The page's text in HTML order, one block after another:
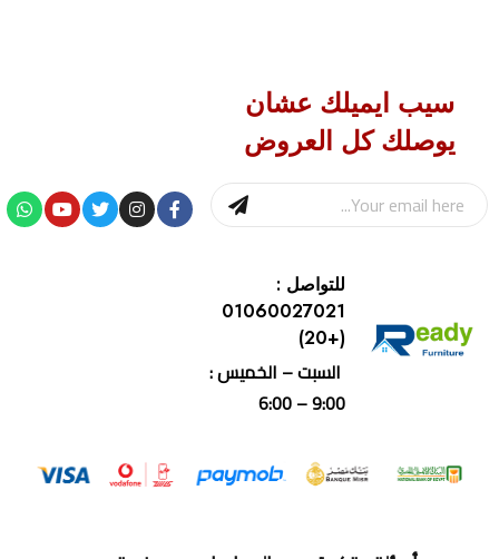
سيب ايميلك عشان
يوصلك كل العروض
للتواصل :
01060027021
(+20)
السبت – الخميس :
9:00 – 6:00